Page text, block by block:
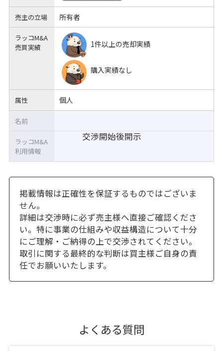
売主の立場 所有者
ラッコM&A
売買実績
1件以上の売却実績
購入実績なし
属性 個人
交渉開始後開示
名前
ラッコM&A
利用情報
掲載情報は正確性を保証するものではございま
せん。
詳細は交渉時に必ず売主様へ直接ご確認くださ
い。特に事業の仕組みや収益構造について十分
にご理解・ご納得の上で交渉されてください。
取引に関する最終的な判断は買主様ご自身の責
任でお願いいたします。
よくある質問